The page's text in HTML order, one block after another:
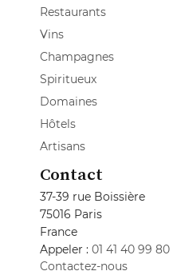
Restaurants
Vins
Champagnes
Spiritueux
Domaines
Hôtels
Artisans
Contact
37-39 rue Boissière
75016 Paris
France
Appeler : 01 41 40 99 80
Contactez-nous